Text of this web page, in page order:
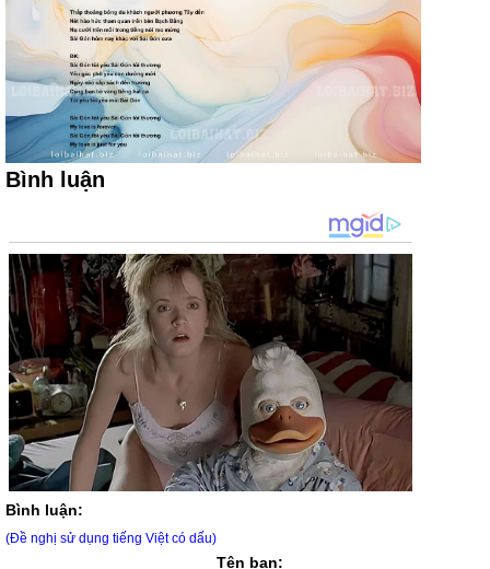
Bình luận
Bình luận:
(Đề nghị sử dụng tiếng Việt có dấu)
Tên bạn: